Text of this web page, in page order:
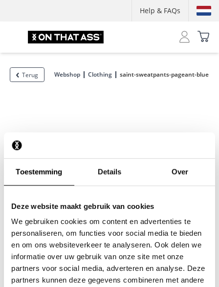
Toestemming Details Over
Deze website maakt gebruik van cookies
We gebruiken cookies om content en advertenties te
personaliseren, om functies voor social media te bieden
en om ons websiteverkeer te analyseren. Ook delen we
informatie over uw gebruik van onze site met onze
partners voor social media, adverteren en analyse. Deze
partners kunnen deze gegevens combineren met andere
Help & FAQs
Terug Webshop Clothing saint-sweatpants-pageant-blue